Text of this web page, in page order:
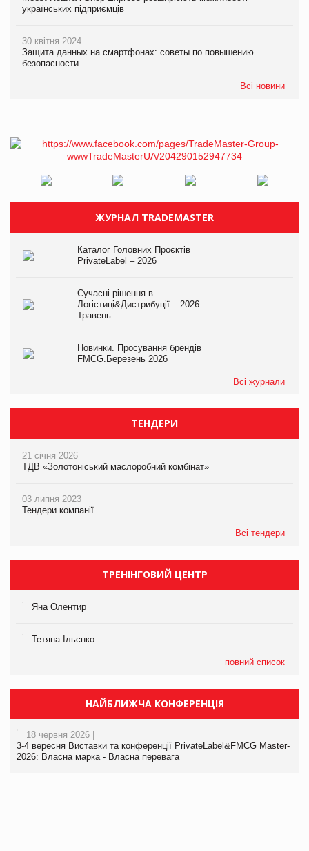
українських підприємців
30 квітня 2024
Защита данных на смартфонах: советы по повышению
безопасности
Всі новини
ЖУРНАЛ TRADEMASTER
Каталог Головних Проєктів
PrivateLabel – 2026
Сучасні рішення в
Логістиці&Дистрибуції – 2026.
Травень
Новинки. Просування брендів
FMCG.Березень 2026
Всі журнали
ТЕНДЕРИ
21 січня 2026
ТДВ «Золотоніський маслоробний комбінат»
03 липня 2023
Тендери компанії
Всі тендери
ТРЕНІНГОВИЙ ЦЕНТР
Яна Олентир
Тетяна Ільєнко
повний список
НАЙБЛИЖЧА КОНФЕРЕНЦІЯ
18 червня 2026 |
3-4 вересня Виставки та конференції PrivateLabel&FMCG Master-
2026: Власна марка - Власна перевага